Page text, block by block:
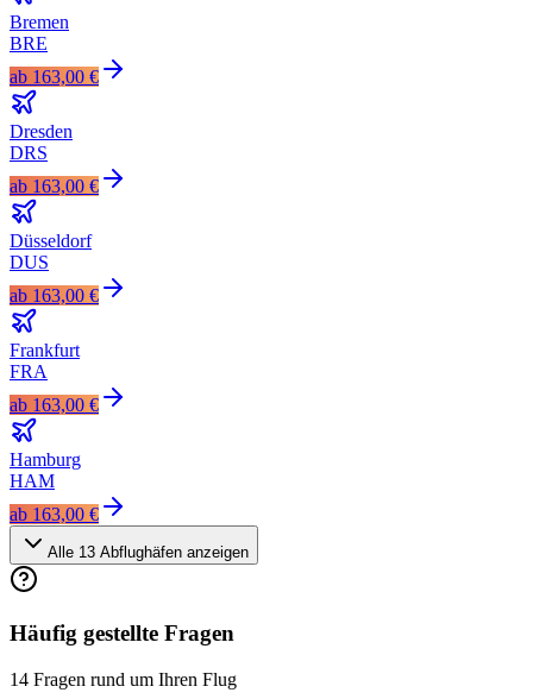
Bremen
BRE
ab 163,00 €
Dresden
DRS
ab 163,00 €
Düsseldorf
DUS
ab 163,00 €
Frankfurt
FRA
ab 163,00 €
Hamburg
HAM
ab 163,00 €
Alle 13 Abflughäfen anzeigen
Häufig gestellte Fragen
14 Fragen rund um Ihren Flug